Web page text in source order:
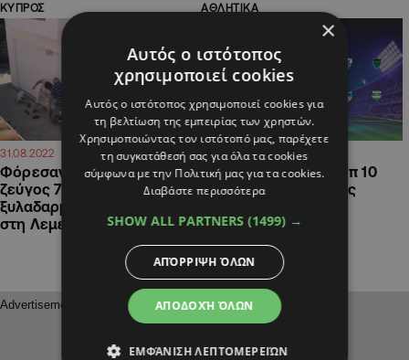
ΚΥΠΡΟΣ
31.08.2022
Φόρεσαν χειροπέδες στο
ζεύγος 76χρονων για το
ξυλαδαρμό της γυναίκας
στη Λεμεσό
ΑΘΛΗΤΙΚΑ
08.09.2021 17:45
Μεταγραφές: Στο τοπ 10
του κόσμου η Κύπρος
×
Αυτός ο ιστότοπος
χρησιμοποιεί cookies
Αυτός ο ιστότοπος χρησιμοποιεί cookies για
τη βελτίωση της εμπειρίας των χρηστών.
Χρησιμοποιώντας τον ιστότοπό μας, παρέχετε
τη συγκατάθεσή σας για όλα τα cookies
σύμφωνα με την Πολιτική μας για τα cookies.
Διαβάστε περισσότερα
SHOW ALL PARTNERS (1499) →
ΑΠΟΔΟΧΉ ΌΛΩΝ
ΑΠΌΡΡΙΨΗ ΌΛΩΝ
ΕΜΦΆΝΙΣΗ ΛΕΠΤΟΜΕΡΕΙΏΝ